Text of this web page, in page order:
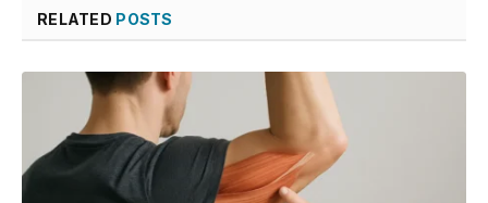
RELATED POSTS